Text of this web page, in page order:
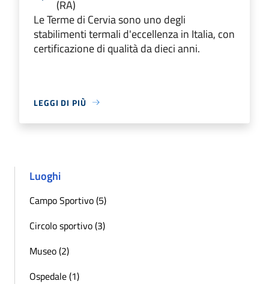
(RA)
Le Terme di Cervia sono uno degli
stabilimenti termali d'eccellenza in Italia, con
certificazione di qualità da dieci anni.
LEGGI DI PIÙ
Luoghi
Campo Sportivo (5)
Circolo sportivo (3)
Museo (2)
Ospedale (1)